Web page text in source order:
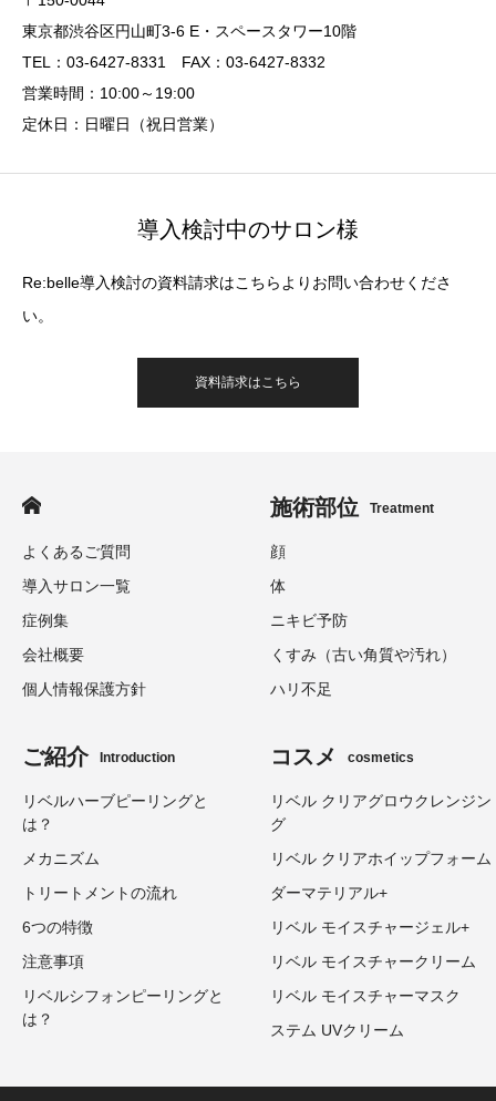
東京都渋谷区円山町3-6 E・スペースタワー10階
TEL：03-6427-8331 FAX：03-6427-8332
営業時間：10:00～19:00
定休日：日曜日（祝日営業）
導入検討中のサロン様
Re:belle導入検討の資料請求はこちらよりお問い合わせくださ
い。
資料請求はこちら
よくあるご質問
導入サロン一覧
症例集
会社概要
個人情報保護方針
施術部位 Treatment
顔
体
ニキビ予防
くすみ（古い角質や汚れ）
ハリ不足
ご紹介 Introduction
リベルハーブピーリングと
は？
メカニズム
トリートメントの流れ
6つの特徴
注意事項
リベルシフォンピーリングと
は？
コスメ cosmetics
リベル クリアグロウクレンジン
グ
リベル クリアホイップフォーム
ダーマテリアル+
リベル モイスチャージェル+
リベル モイスチャークリーム
リベル モイスチャーマスク
ステム UVクリーム